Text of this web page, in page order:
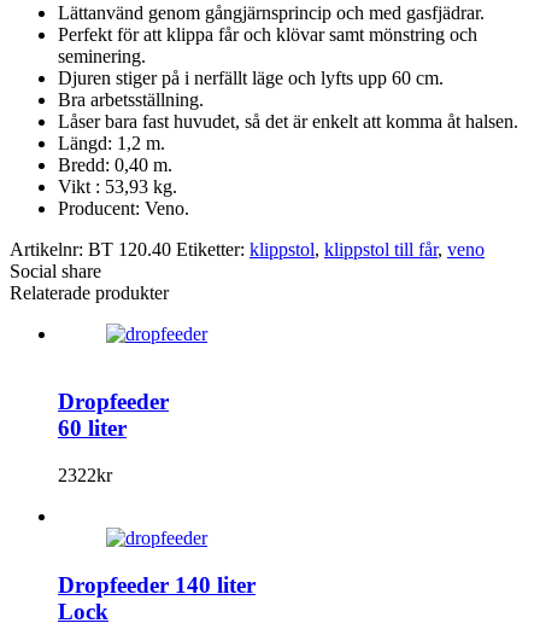
Lättanvänd genom gångjärnsprincip och med gasfjädrar.
Perfekt för att klippa får och klövar samt mönstring och
seminering.
Djuren stiger på i nerfällt läge och lyfts upp 60 cm.
Bra arbetsställning.
Låser bara fast huvudet, så det är enkelt att komma åt halsen.
Längd: 1,2 m.
Bredd: 0,40 m.
Vikt : 53,93 kg.
Producent: Veno.
Artikelnr: BT 120.40 Etiketter: klippstol, klippstol till får, veno
Social share
Relaterade produkter
Dropfeeder
60 liter
2322kr
Dropfeeder 140 liter
Lock